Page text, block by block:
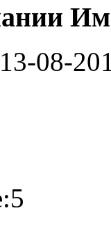
08-
5